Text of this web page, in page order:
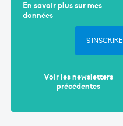
En savoir plus sur mes
données
S'INSCRIRE
Voir les newsletters
précédentes